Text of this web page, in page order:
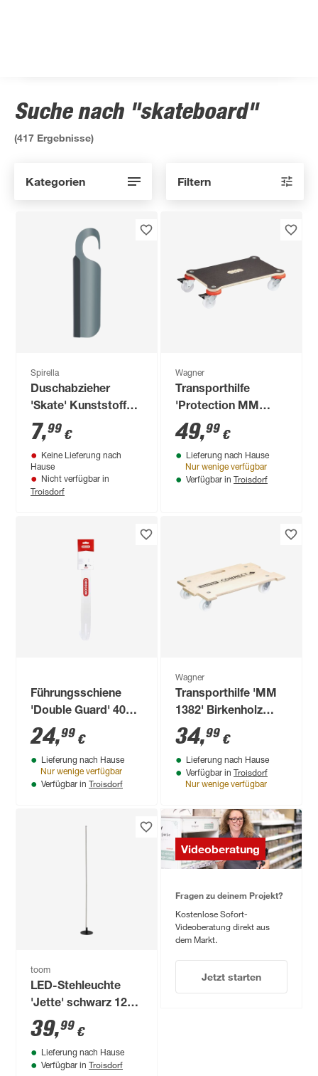
Suche nach "skateboard"
(417 Ergebnisse)
Kategorien Filtern
Spirella
Duschabzieher
'Skate' Kunststoff
grau 7 x 29 cm
7,99 €
Keine Lieferung nach
Hause
Nicht verfügbar in
Troisdorf
Wagner
Transporthilfe
'Protection MM
1360' Holz small
Tragkraft 200 kg
49,99 €
Lieferung nach Hause
Nur wenige verfügbar
Verfügbar in Troisdorf
Führungsschiene
'Double Guard' 40
cm
24,99 €
Lieferung nach Hause
Nur wenige verfügbar
Verfügbar in Troisdorf
Wagner
Transporthilfe 'MM
1382' Birkenholz
natur Tragkraft 250
kg
34,99 €
Lieferung nach Hause
Verfügbar in Troisdorf
Nur wenige verfügbar
toom
LED-Stehleuchte
'Jette' schwarz 124
cm
39,99 €
Lieferung nach Hause
Verfügbar in Troisdorf
Videoberatung
Fragen zu deinem Projekt?
Kostenlose Sofort-
Videoberatung direkt aus
dem Markt.
Jetzt starten